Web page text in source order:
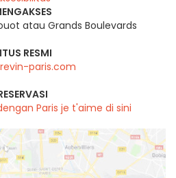
atau Grands Boulevards
RESMI
paris.com
Paris je t'aime di sini